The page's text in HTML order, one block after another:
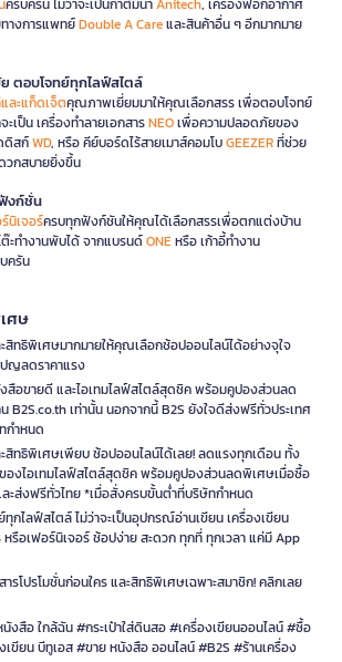
ครบครัน ไม่ว่าจะเป็นกาต้มน้ำAnitech, เครื่องฟอกอากาศ
างการแพทย์Double A Careและสินค้าอื่น ๆ อีกมากมาย
ตอบโจทย์ทุกไลฟ์สไตล์
ละแก็ดเจ็ตคุณภาพเยี่ยมมาให้คุณเลือกสรร เพื่อตอบโจทย์
เป็น เครื่องทำลายเอกสารNEOเพื่อความปลอดภัยของ
ดิสก์WD, หรือ คีย์บอร์ดไร้สายเมาส์คอมโบGEEZERที่ช่วย
วกสบายยิ่งขึ้น
งก์ชั่น
นิเจอร์ครบทุกฟังก์ชันให้คุณได้เลือกสรรเพื่อตกแต่งบ้าน
ต๊ะทำงานพับได้ จากแบรนด์ONEหรือ เก้าอี้ทำงาน
ครัน
ศษ
สิทธิพิเศษมากมายให้คุณเลือกช้อปออนไลน์ได้อย่างจุใจ
ญลดราคาแรง
สือขายดี และไอเทมไลฟ์สไตล์สุดชิค พร้อมคูปองส่วนลด
B2S.co.th เท่านั้น นอกจากนี้ B2S ยังใจดีส่งฟรีทั่วประเทศ
กำหนด
สิทธิพิเศษเพียบ ช้อปออนไลน์ได้เลย! ลดแรงทุกเดือน ทั้ง
องไอเทมไลฟ์สไตล์สุดชิค พร้อมคูปองส่วนลดพิเศษเมื่อซื้อ
ละส่งฟรีทั่วไทย *เมื่อสั่งครบขั้นต่ำที่บริษัทกำหนด
กไลฟ์สไตล์ ไม่ว่าจะเป็นอุปกรณ์อ่านเขียน เครื่องเขียน
รือเฟอร์นิเจอร์ ช้อปง่าย สะดวก ทุกที่ ทุกเวลา แค่มี App
รโปรโมชั่นก่อนใคร และสิทธิพิเศษเฉพาะสมาชิก! คลิกเลย
งสือ ใกล้ฉัน #กระเป๋าใส่ดินสอ #เครื่องเขียนออนไลน์ #ซื้อ
ขียน บีทูเอส #ขาย หนังสือ ออนไลน์ #B2S #ร้านเครื่อง